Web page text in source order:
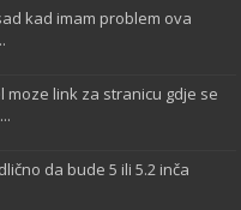
kad imam problem ova
moze link za stranicu gdje se
da bude 5 ili 5.2 inča